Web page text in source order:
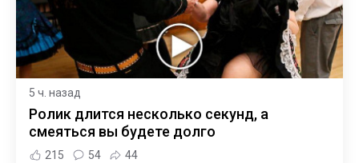
5 ч. назад
Ролик длится несколько секунд, а
смеяться вы будете долго
215 54 44